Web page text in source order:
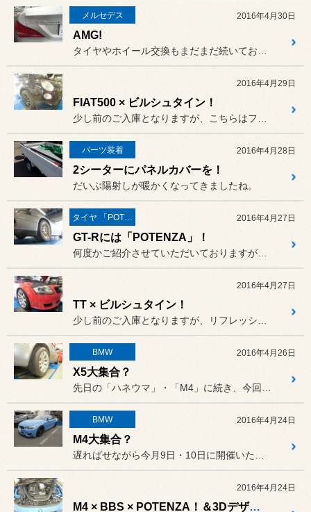
メルセデス 2016年4月30日
AMG!
2016年4月29日
FIAT500 × ビルシュタイン！
パーツ装着 2016年4月28日
2シーターにパネルカバーを！
だいぶ陽射しが暖かくなってきましたね。
タイヤ 「POTENZA」 2016年4月27日
GT-Rには「POTENZA」！
2016年4月27日
TT × ビルシュタイン！
BMW 2016年4月26日
X5大集合？
BMW 2016年4月24日
M4大集合？
2016年4月24日
M4 × BBS × POTENZA！＆3Dデザインなど！